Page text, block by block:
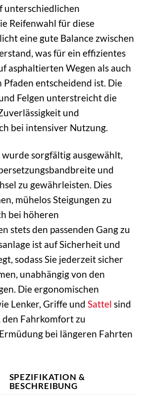
unterschiedlichen
Reifenwahl für diese
eine gute Balance zwischen
was für ein effizientes
asphaltierten Wegen als auch
entscheidend ist. Die
Felgen unterstreicht die
und
bei intensiver Nutzung.
sorgfältig ausgewählt,
und
zu gewährleisten. Dies
mühelos Steigungen zu
bei höheren
stets den passenden Gang zu
ist auf Sicherheit und
sodass Sie jederzeit sicher
unabhängig von den
Die ergonomischen
Lenker, Griffe und Sattel sind
den Fahrkomfort zu
bei längeren Fahrten
SPEZIFIKATION &
BESCHREIBUNG